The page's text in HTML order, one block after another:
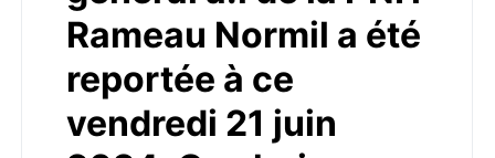
Rameau Normil a été
reportée à ce
vendredi 21 juin